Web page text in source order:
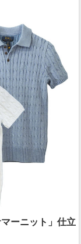
ーニット」仕立